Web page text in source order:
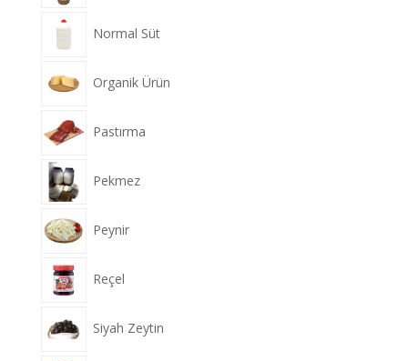
Normal Süt
Organik Ürün
Pastırma
Pekmez
Peynir
Reçel
Siyah Zeytin